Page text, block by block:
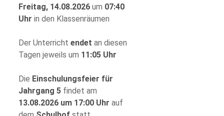
Freitag, 14.08.2026 um 07:40
Uhr in den Klassenräumen
Der Unterricht endet an diesen
Tagen jeweils um 11:05 Uhr
Die Einschulungsfeier für
Jahrgang 5 findet am
13.08.2026 um 17:00 Uhr auf